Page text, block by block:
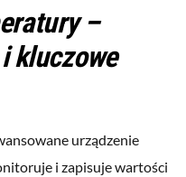
–
kluczowe
urządzenie
i zapisuje wartości